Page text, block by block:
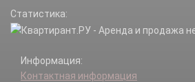
Статистика:
Информация:
Контактная информация